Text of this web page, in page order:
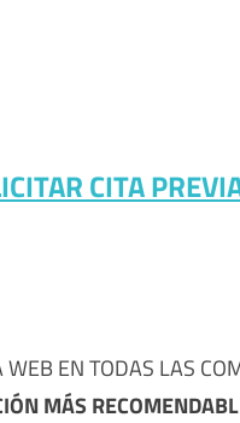
CITA
WEB EN TODAS LAS
MÁS